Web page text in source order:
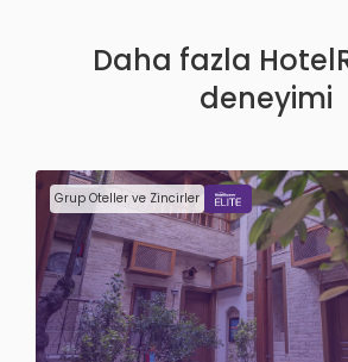
Daha fazla
deneyimi
Grup Oteller ve Zincirler